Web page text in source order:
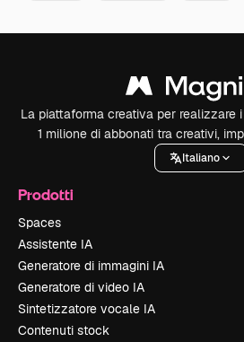
La piattaforma creativa per realizzare
1 milione di abbonati tra creativi,
Italiano
Prodotti
Spaces
Assistente IA
Generatore di immagini IA
Generatore di video IA
Sintetizzatore vocale IA
Contenuti stock